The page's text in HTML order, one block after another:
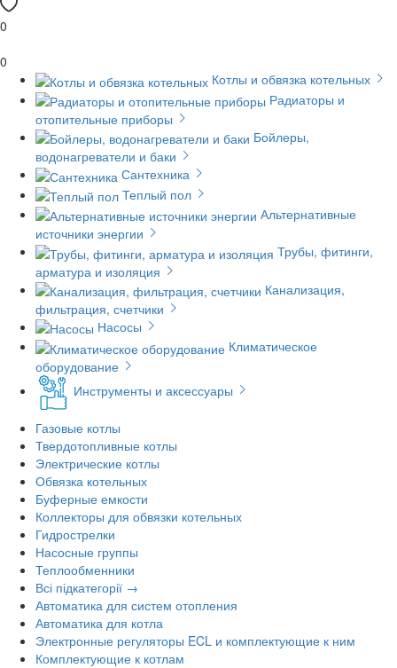
0
0
Котлы и обвязка котельных
Радиаторы и
отопительные приборы
Бойлеры,
водонагреватели и баки
Сантехника
Теплый пол
Альтернативные
источники энергии
Трубы, фитинги,
арматура и изоляция
Канализация,
фильтрация, счетчики
Насосы
Климатическое
оборудование
Инструменты и аксессуары
Газовые котлы
Твердотопливные котлы
Электрические котлы
Обвязка котельных
Буферные емкости
Коллекторы для обвязки котельных
Гидрострелки
Насосные группы
Теплообменники
Всі підкатегорії →
Автоматика для систем отопления
Автоматика для котла
Электронные регуляторы ECL и комплектующие к ним
Комплектующие к котлам